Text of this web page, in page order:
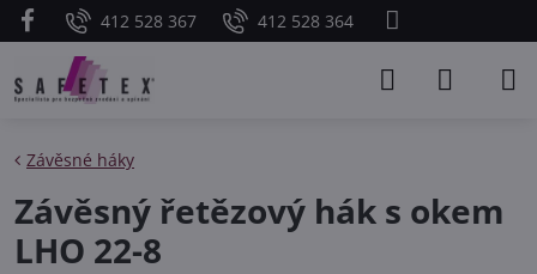
412 528 367 412 528 364
Závěsné háky
Závěsný řetězový hák s okem
LHO 22-8